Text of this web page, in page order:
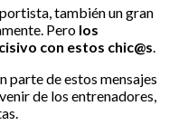
también un gran
Pero los
con estos chic@s.
parte de estos mensajes
de los entrenadores,